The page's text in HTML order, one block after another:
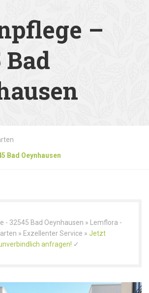
–
Bad
Bad Oeynhausen
- 32545 Bad Oeynhausen » Lemflora -
» Exzellenter Service » Jetzt
anfragen! ✓